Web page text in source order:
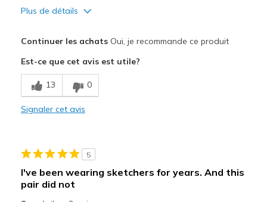
Plus de détails
Breathe Well
Comfortable
Travel
Width
Continuer les achatsOui, je recommande ce produit
Est-ce que cet avis est utile?
13 0
Signaler cet avis
5
I've been wearing sketchers for years. And this
pair did not